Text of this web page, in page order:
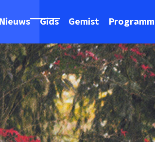
Nieuws Gids Gemist